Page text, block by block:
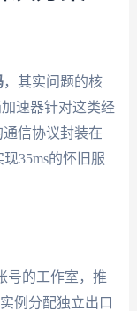
，其实问题的核
速器针对这类经
信协议封装在
35ms的怀旧服
号的工作室，推
例分配独立出口